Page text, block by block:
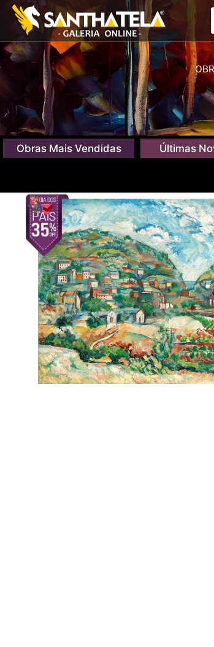
Obras Mais Vendidas Últimas